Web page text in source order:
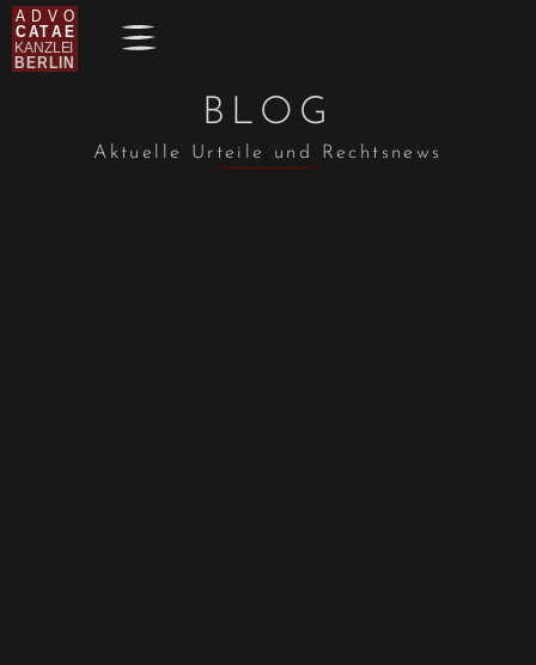
BLOG
Aktuelle Urteile und Rechtsnews